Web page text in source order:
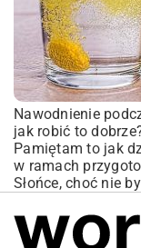
Nawodnienie
jak robić to
Pamiętam to jak
w ramach
Słońce, choć nie